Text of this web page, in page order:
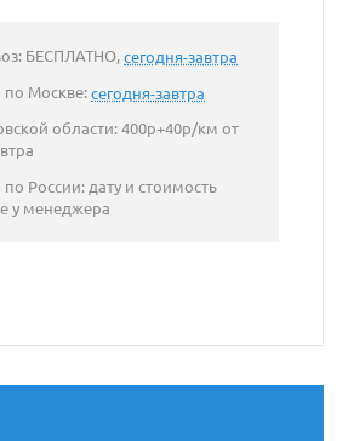
БЕСПЛАТНО,сегодня-завтра
по Москве:сегодня-завтра
области: 400р+40р/км от
по России: дату и стоимость
у менеджера